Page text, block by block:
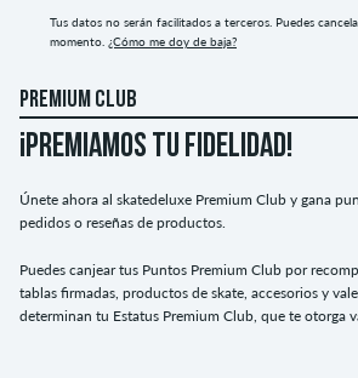
Tus datos no serán facilitados a terceros. Puedes
momento. ¿Cómo me doy de baja?
PREMIUM CLUB
¡PREMIAMOS TU FIDELIDAD!
Únete ahora al skatedeluxe Premium Club y gana
pedidos o reseñas de productos.
Puedes canjear tus Puntos Premium Club por
tablas firmadas, productos de skate, accesorios y
determinan tu Estatus Premium Club, que te otorga